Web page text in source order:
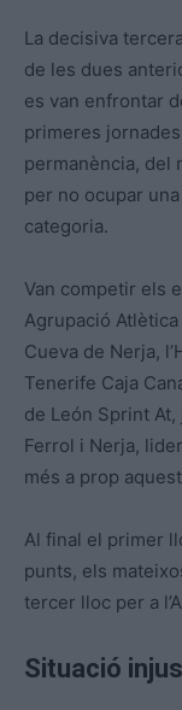
La decisiva
de les dues
es van enfrontar
primeres
permanència, del
per no ocupar
categoria.
Van competir els
Agrupació
Cueva de Nerja,
Tenerife Caja
de León Sprint At,
Ferrol i Nerja,
més a prop
Al final el primer
punts, els
tercer lloc per a
Situació